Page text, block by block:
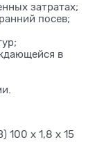
затратах;
посев;
в
100 х 1,8 х 15